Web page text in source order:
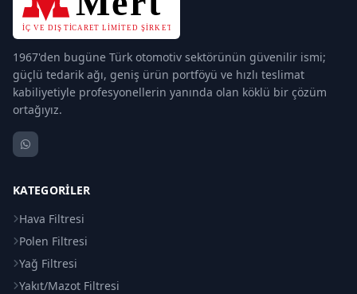
1967'den bugüne Türk otomotiv sektörünün güvenilir ismi;
güçlü tedarik ağı, geniş ürün portföyü ve hızlı teslimat
kabiliyetiyle profesyonellerin yanında olan köklü bir çözüm
ortağıyız.
KATEGORILER
Hava Filtresi
Polen Filtresi
Yağ Filtresi
Yakıt/Mazot Filtresi